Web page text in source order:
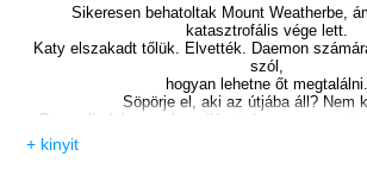
Sikeresen behatoltak Mount Weatherbe,
katasztrofális vége lett.
Katy elszakadt tőlük. Elvették. Daemon
szól,
hogyan lehetne őt megtalálni.
Söpörje el, aki az útjába áll? Nem
Perzselje fel az egész világot, hogy
Tárja fel az emberiség előtt, hogy idegenek
+ kinyit